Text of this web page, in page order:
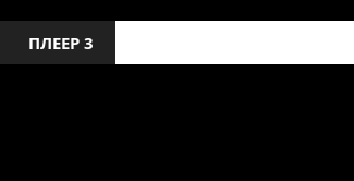
ПЛЕЕР 3